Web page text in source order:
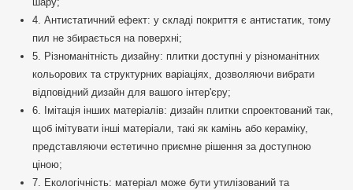
4. Антистатичний ефект: у складі покриття є антистатик, тому
пил не збирається на поверхні;
5. Різноманітність дизайну: плитки доступні у різноманітних
кольорових та структурних варіаціях, дозволяючи вибрати
відповідний дизайн для вашого інтер'єру;
6. Імітація інших матеріалів: дизайн плитки спроектований так,
щоб імітувати інші матеріали, такі як камінь або кераміку,
представляючи естетично приємне рішення за доступною
ціною;
7. Екологічність: матеріал може бути утилізований та